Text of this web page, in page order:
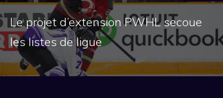
Le projet d’extension PWHL secoue
les listes de ligue